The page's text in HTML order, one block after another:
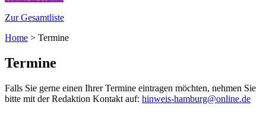
Zur Gesamtliste
Home > Termine
Termine
Falls Sie gerne einen Ihrer Termine eintragen möchten, nehmen Sie
bitte mit der Redaktion Kontakt auf: hinweis-hamburg@online.de